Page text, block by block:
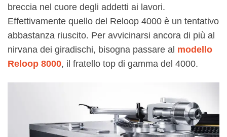
breccia nel cuore degli addetti ai lavori.
Effettivamente quello del Reloop 4000 è un tentativo
abbastanza riuscito. Per avvicinarsi ancora di più al
nirvana dei giradischi, bisogna passare al modello
Reloop 8000, il fratello top di gamma del 4000.